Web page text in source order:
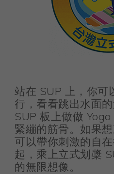
站在 SUP 上，你可
行，看看跳出水面
SUP 板上做做
緊繃的筋骨。如果
可以帶你刺激的自
起，乘上立式划槳
的無限想像。